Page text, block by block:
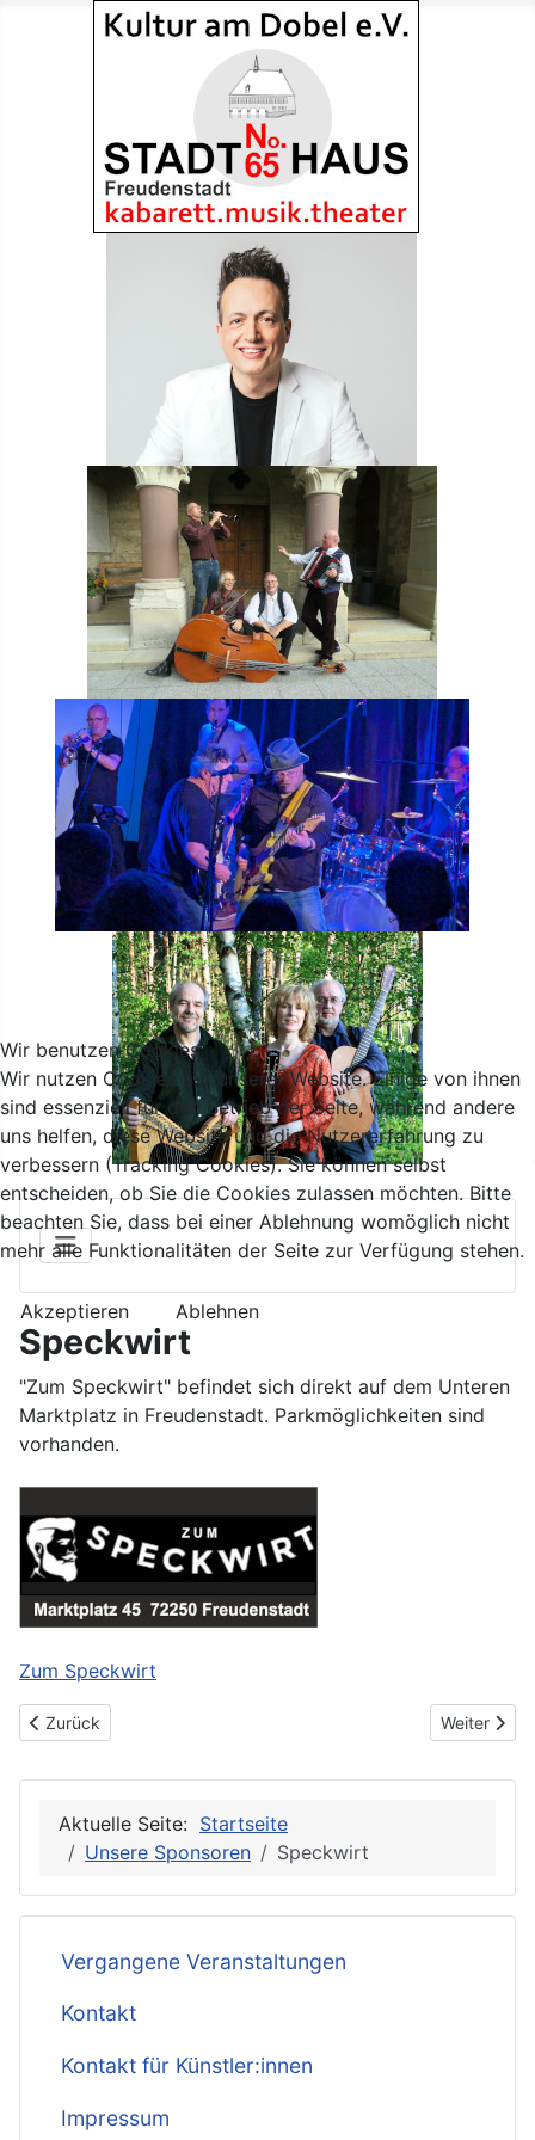
Speckwirt
"Zum Speckwirt" befindet sich direkt auf dem Unteren
Marktplatz in Freudenstadt. Parkmöglichkeiten sind
vorhanden.
Zum Speckwirt
Vorheriger Beitrag: Seewald Apotheke
Zurück Nächster
Weiter
Aktuelle Seite: Startseite
Unsere Sponsoren
Speckwirt
Vergangene Veranstaltungen
Kontakt
Kontakt für Künstler:innen
Impressum
Wir benutzen Cookies
Wir nutzen Cookies auf unserer Website. Einige von ihnen
sind essenziell für den Betrieb der Seite, während andere
uns helfen, diese Website und die Nutzererfahrung zu
verbessern (Tracking Cookies). Sie können selbst
entscheiden, ob Sie die Cookies zulassen möchten. Bitte
beachten Sie, dass bei einer Ablehnung womöglich nicht
mehr alle Funktionalitäten der Seite zur Verfügung stehen.
Akzeptieren Ablehnen